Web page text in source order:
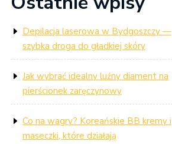
Depilacja laserowa w Bydgoszczy —
szybka droga do gładkiej skóry
Jak wybrać idealny luźny diament na
pierścionek zaręczynowy
Co na wagry? Koreańskie BB kremy i
maseczki, które działają